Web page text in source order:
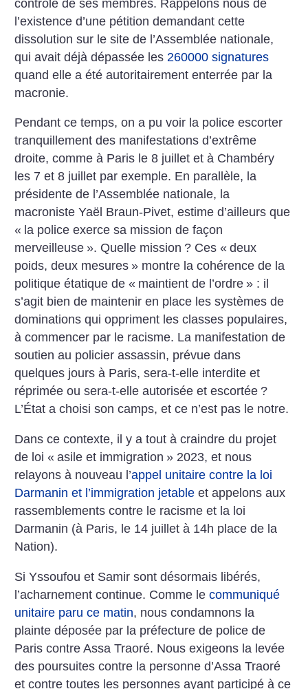
contrôle de ses membres. Rappelons nous de
l’existence d’une pétition demandant cette
dissolution sur le site de l’Assemblée nationale,
qui avait déjà dépassée les 260000 signatures
quand elle a été autoritairement enterrée par la
macronie.
Pendant ce temps, on a pu voir la police escorter
tranquillement des manifestations d’extrême
droite, comme à Paris le 8 juillet et à Chambéry
les 7 et 8 juillet par exemple. En parallèle, la
présidente de l’Assemblée nationale, la
macroniste Yaël Braun-Pivet, estime d’ailleurs que
« la police exerce sa mission de façon
merveilleuse ». Quelle mission ? Ces « deux
poids, deux mesures » montre la cohérence de la
politique étatique de « maintient de l’ordre » : il
s’agit bien de maintenir en place les systèmes de
dominations qui oppriment les classes populaires,
à commencer par le racisme. La manifestation de
soutien au policier assassin, prévue dans
quelques jours à Paris, sera-t-elle interdite et
réprimée ou sera-t-elle autorisée et escortée ?
L’État a choisi son camps, et ce n’est pas le notre.
Dans ce contexte, il y a tout à craindre du projet
de loi « asile et immigration » 2023, et nous
relayons à nouveau l’appel unitaire contre la loi
Darmanin et l’immigration jetable et appelons aux
rassemblements contre le racisme et la loi
Darmanin (à Paris, le 14 juillet à 14h place de la
Nation).
Si Yssoufou et Samir sont désormais libérés,
l’acharnement continue. Comme lecommuniqué
unitaire paru ce matin, nous condamnons la
plainte déposée par la préfecture de police de
Paris contre Assa Traoré. Nous exigeons la levée
des poursuites contre la personne d’Assa Traoré
et contre toutes les personnes ayant participé à ce